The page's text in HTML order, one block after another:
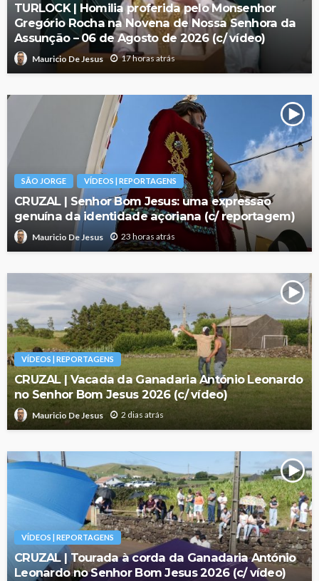
TURLOCK | Homilia proferida pelo Monsenhor
Gregório Rocha na Novena de Nossa Senhora da
Assunção – 06 de Agosto de 2026 (c/ vídeo)
Mauricio De Jesus 17 horas atrás
SÃO JORGE VÍDEOS | REPORTAGENS
CRUZAL | Senhor Bom Jesus: uma expressão
genuína da identidade açoriana (c/ reportagem)
Mauricio De Jesus 23 horas atrás
VÍDEOS | REPORTAGENS
CRUZAL | Vacada da Ganadaria António Leonardo
no Senhor Bom Jesus 2026 (c/ vídeo)
Mauricio De Jesus 2 dias atrás
VÍDEOS | REPORTAGENS
CRUZAL | Tourada à corda da Ganadaria António
Leonardo no Senhor Bom Jesus 2026 (c/ vídeo)